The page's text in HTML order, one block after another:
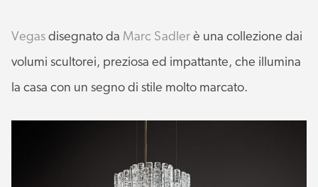
Vegas disegnato da Marc Sadler è una collezione dai
volumi scultorei, preziosa ed impattante, che illumina
la casa con un segno di stile molto marcato.